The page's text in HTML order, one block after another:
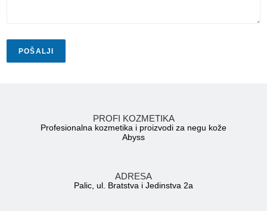
POŠALJI
PROFI KOZMETIKA
Profesionalna kozmetika i proizvodi za negu kože
Abyss
ADRESA
Palic, ul. Bratstva i Jedinstva 2a